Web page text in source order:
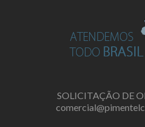
SOLICITAÇÃO DE